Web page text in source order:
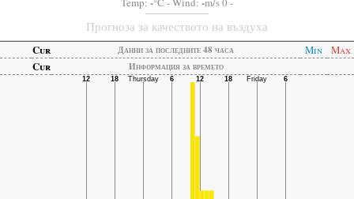
Прогноза за качеството на въздуха
Cur Данни за последните 48 часа Min
Max
Cur
Информация за времето